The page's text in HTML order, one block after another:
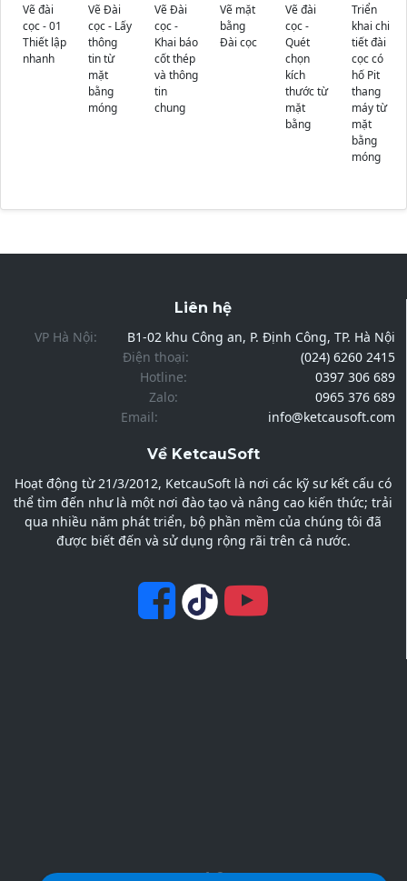
Vẽ đài
cọc - 01
Thiết lập
nhanh
Vẽ Đài
cọc - Lấy
thông
tin từ
mặt
bằng
móng
Vẽ Đài
cọc -
Khai báo
cốt thép
và thông
tin
chung
Vẽ mặt
bằng
Đài cọc
Vẽ đài
cọc -
Quét
chọn
kích
thước từ
mặt
bằng
Triển
khai chi
tiết đài
cọc có
hố Pit
thang
máy từ
mặt
bằng
móng
Liên hệ
VP Hà Nội:
B1-02 khu Công an, P. Định Công, TP. Hà Nội
Điện thoại:
(024) 6260 2415
Hotline:
0397 306 689
Zalo:
0965 376 689
Email:
info@ketcausoft.com
Về KetcauSoft
Hoạt động từ 21/3/2012, KetcauSoft là nơi các kỹ sư kết cấu có
thể tìm đến như là một nơi đào tạo và nâng cao kiến thức; trải
qua nhiều năm phát triển, bộ phần mềm của chúng tôi đã
được biết đến và sử dụng rộng rãi trên cả nước.
KetcauSoft © 2012